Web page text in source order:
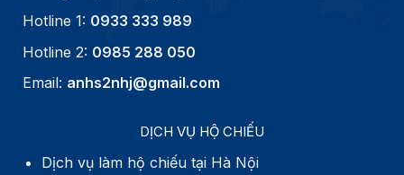
Hotline 1: 0933 333 989
Hotline 2: 0985 288 050
Email: anhs2nhj@gmail.com
DỊCH VỤ HỘ CHIẾU
Dịch vụ làm hộ chiếu tại Hà Nội